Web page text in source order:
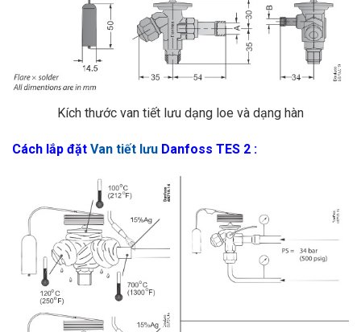
Kích thước van tiết lưu dạng loe và dạng hàn
Cách lắp đặt Van tiết lưu Danfoss TES 2 :